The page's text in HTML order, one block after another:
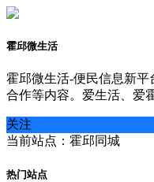
霍邱微生活
霍邱微生活-便民信息新
合作等内容。爱生活、爱
关注
当前站点：霍邱同城
热门站点